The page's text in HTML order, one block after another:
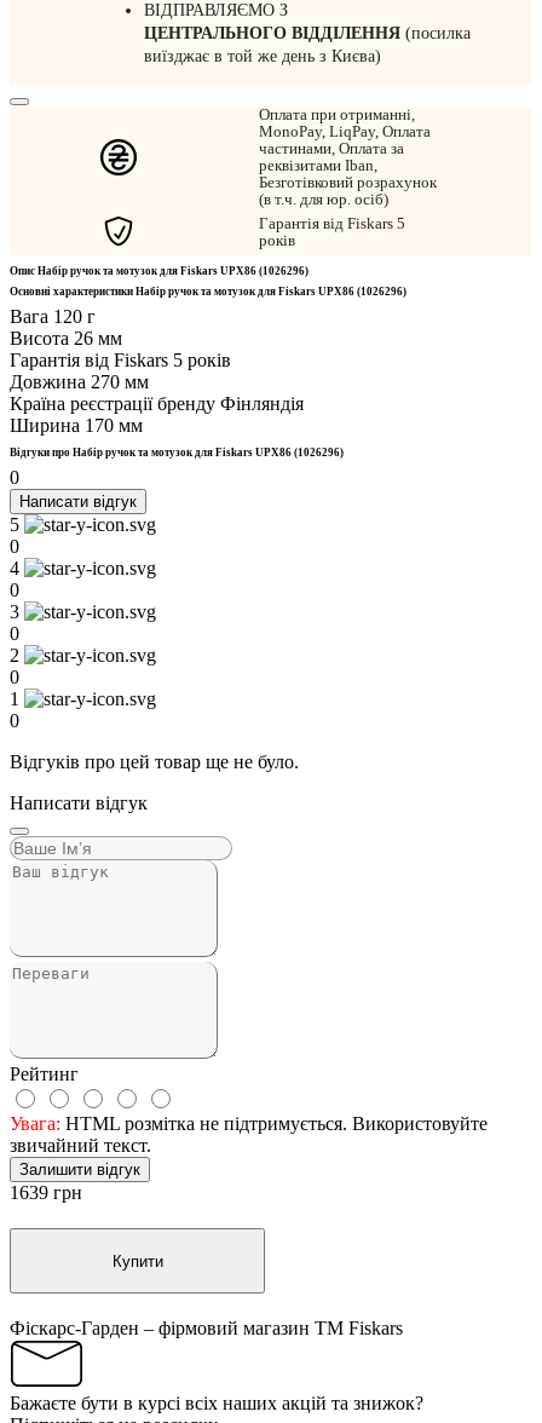
ВІДПРАВЛЯЄМО З
ЦЕНТРАЛЬНОГО ВІДДІЛЕННЯ (посилка
виїзджає в той же день з Києва)
Оплата при отриманні,
MonoPay, LiqPay, Оплата
частинами, Оплата за
реквізитами Iban,
Безготівковий розрахунок
(в т.ч. для юр. осіб)
Гарантія від Fiskars 5
років
Опис Набір ручок та мотузок для Fiskars UPX86 (1026296)
Основні характеристики Набір ручок та мотузок для Fiskars UPX86 (1026296)
Вага 120 г
Висота 26 мм
Гарантія від Fiskars 5 років
Довжина 270 мм
Країна реєстрації бренду Фінляндія
Ширина 170 мм
Відгуки про Набір ручок та мотузок для Fiskars UPX86 (1026296)
0
Написати відгук
5
0
4
0
3
0
2
0
1
0
Відгуків про цей товар ще не було.
Написати відгук
Рейтинг
Увага: HTML розмітка не підтримується. Використовуйте
звичайний текст.
Залишити відгук
1639 грн
Купити
Фіскарс-Гарден – фірмовий магазин TM Fiskars
Бажаєте бути в курсі всіх наших акцій та знижок?